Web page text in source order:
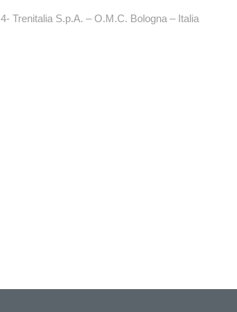
4- Trenitalia S.p.A. – O.M.C. Bologna – Italia